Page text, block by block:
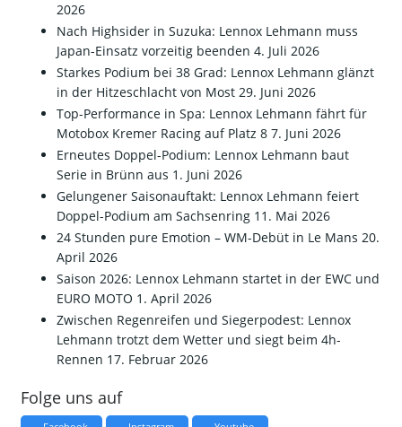
2026
Nach Highsider in Suzuka: Lennox Lehmann muss
Japan-Einsatz vorzeitig beenden 4. Juli 2026
Starkes Podium bei 38 Grad: Lennox Lehmann glänzt
in der Hitzeschlacht von Most 29. Juni 2026
Top-Performance in Spa: Lennox Lehmann fährt für
Motobox Kremer Racing auf Platz 8 7. Juni 2026
Erneutes Doppel-Podium: Lennox Lehmann baut
Serie in Brünn aus 1. Juni 2026
Gelungener Saisonauftakt: Lennox Lehmann feiert
Doppel-Podium am Sachsenring 11. Mai 2026
24 Stunden pure Emotion – WM-Debüt in Le Mans 20.
April 2026
Saison 2026: Lennox Lehmann startet in der EWC und
EURO MOTO 1. April 2026
​Zwischen Regenreifen und Siegerpodest: Lennox
Lehmann trotzt dem Wetter und siegt beim 4h-
Rennen 17. Februar 2026
Folge uns auf